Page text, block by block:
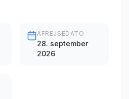
AFREJSEDATO
28. september
2026